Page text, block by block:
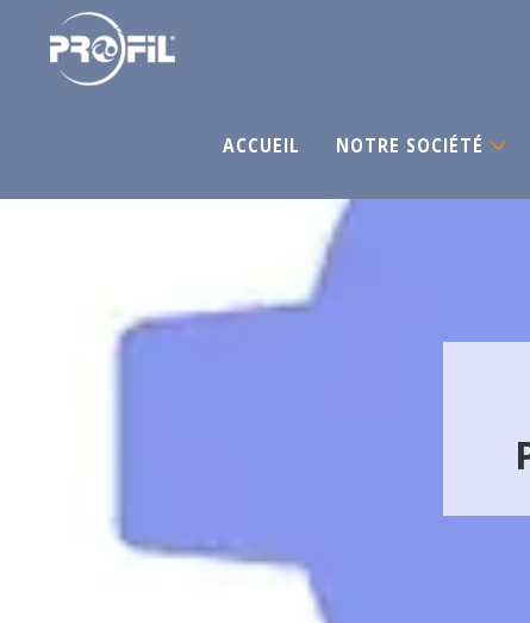
ACCUEIL NOTRE SOCIÉTÉ